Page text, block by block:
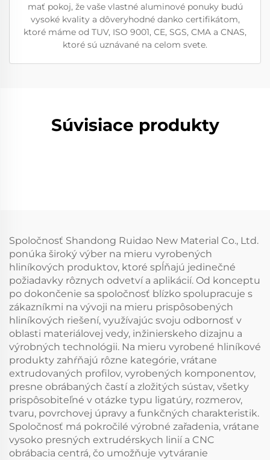
mať pokoj, že vaše vlastné aluminové ponuky budú
vysoké kvality a dôveryhodné danko certifikátom,
ktoré máme od TUV, ISO 9001, CE, SGS, CMA a CNAS,
ktoré sú uznávané na celom svete.
Súvisiace produkty
Spoločnosť Shandong Ruidao New Material Co., Ltd.
ponúka široký výber na mieru vyrobených
hliníkových produktov, ktoré spĺňajú jedinečné
požiadavky rôznych odvetví a aplikácií. Od konceptu
po dokončenie sa spoločnosť blízko spolupracuje s
zákazníkmi na vývoji na mieru prispôsobených
hliníkových riešení, využívajúc svoju odbornosť v
oblasti materiálovej vedy, inžinierskeho dizajnu a
výrobných technológii. Na mieru vyrobené hliníkové
produkty zahŕňajú rôzne kategórie, vrátane
extrudovaných profilov, vyrobených komponentov,
presne obrábaných častí a zložitých sústav, všetky
prispôsobiteľné v otázke typu ligatúry, rozmerov,
tvaru, povrchovej úpravy a funkčných charakteristik.
Spoločnosť má pokročilé výrobné zařadenia, vrátane
vysoko presných extrudérskych linií a CNC
obrábacia centrá, čo umožňuje vytváranie